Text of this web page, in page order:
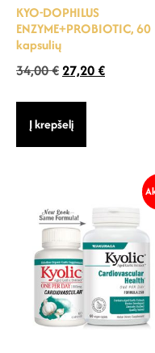
KYO-DOPHILUS
ENZYME+PROBIOTIC, 60
kapsulių
34,00€ 27,20€
Į krepšelį